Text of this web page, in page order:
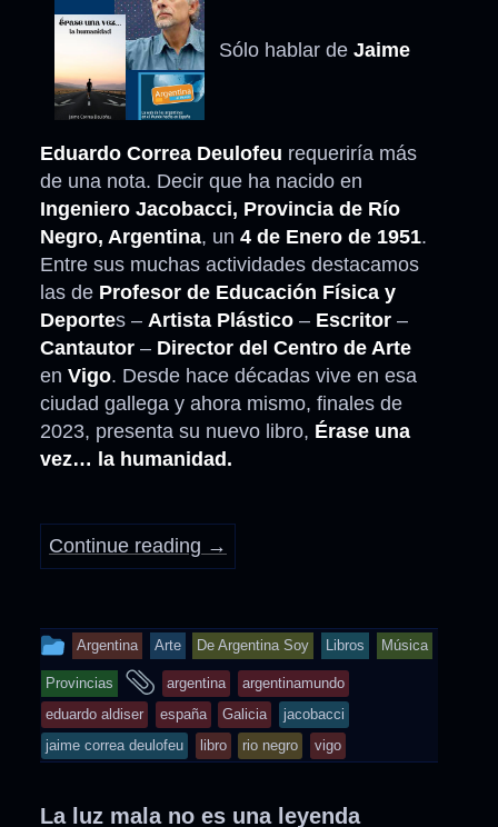
Sólo hablar de Jaime
Eduardo Correa Deulofeu requeriría más
de una nota. Decir que ha nacido en
Ingeniero Jacobacci, Provincia de Río
Negro, Argentina, un 4 de Enero de 1951.
Entre sus muchas actividades destacamos
las de Profesor de Educación Física y
Deportes – Artista Plástico – Escritor –
Cantautor – Director del Centro de Arte
en Vigo. Desde hace décadas vive en esa
ciudad gallega y ahora mismo, finales de
2023, presenta su nuevo libro, Érase una
vez… la humanidad.
Continue reading →
This
entry
was
posted
in
Argentina Arte De Argentina Soy Libros Música
Provincias
and
tagged
argentina
argentinamundo
eduardo aldiser
españa Galicia
jacobacci
jaime correa deulofeu
libro rio negro vigo
La luz mala no es una leyenda